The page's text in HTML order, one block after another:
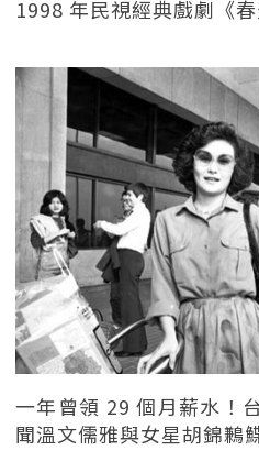
1998 年民視經典戲劇《春
一年曾領 29 個月薪水！
聞溫文儒雅與女星胡錦鶼